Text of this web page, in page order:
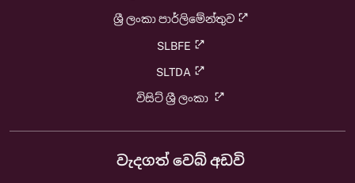
ශ්‍රී ලංකා පාර්ලිමේන්තුව
SLBFE
SLTDA
විසිට් ශ්‍රී ලංකා
වැදගත් වෙබ් අඩවි